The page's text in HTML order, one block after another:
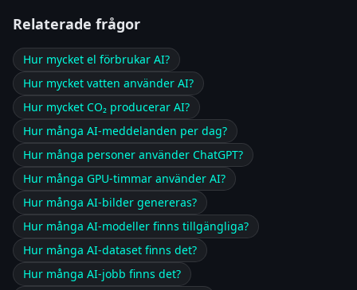
Relaterade frågor
Hur mycket el förbrukar AI?
Hur mycket vatten använder AI?
Hur mycket CO₂ producerar AI?
Hur många AI-meddelanden per dag?
Hur många personer använder ChatGPT?
Hur många GPU-timmar använder AI?
Hur många AI-bilder genereras?
Hur många AI-modeller finns tillgängliga?
Hur många AI-dataset finns det?
Hur många AI-jobb finns det?